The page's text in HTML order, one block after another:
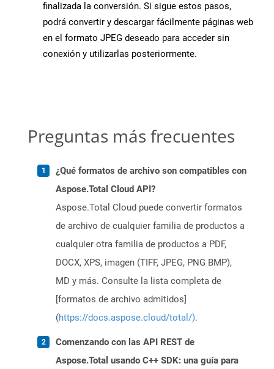
finalizada la conversión. Si sigue estos pasos,
podrá convertir y descargar fácilmente páginas web
en el formato JPEG deseado para acceder sin
conexión y utilizarlas posteriormente.
Preguntas más frecuentes
¿Qué formatos de archivo son compatibles con
Aspose.Total Cloud API?
Aspose.Total Cloud puede convertir formatos
de archivo de cualquier familia de productos a
cualquier otra familia de productos a PDF,
DOCX, XPS, imagen (TIFF, JPEG, PNG BMP),
MD y más. Consulte la lista completa de
[formatos de archivo admitidos]
(https://docs.aspose.cloud/total/).
Comenzando con las API REST de
Aspose.Total usando C++ SDK: una guía para